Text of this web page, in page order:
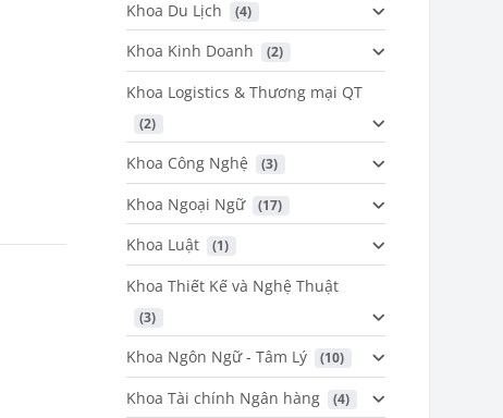
Khoa Du Lịch (4)
Khoa Kinh Doanh (2)
Khoa Logistics & Thương mại QT
(2)
Khoa Công Nghệ (3)
Khoa Ngoại Ngữ (17)
Khoa Luật (1)
Khoa Thiết Kế và Nghệ Thuật
(3)
Khoa Ngôn Ngữ - Tâm Lý (10)
Khoa Tài chính Ngân hàng (4)